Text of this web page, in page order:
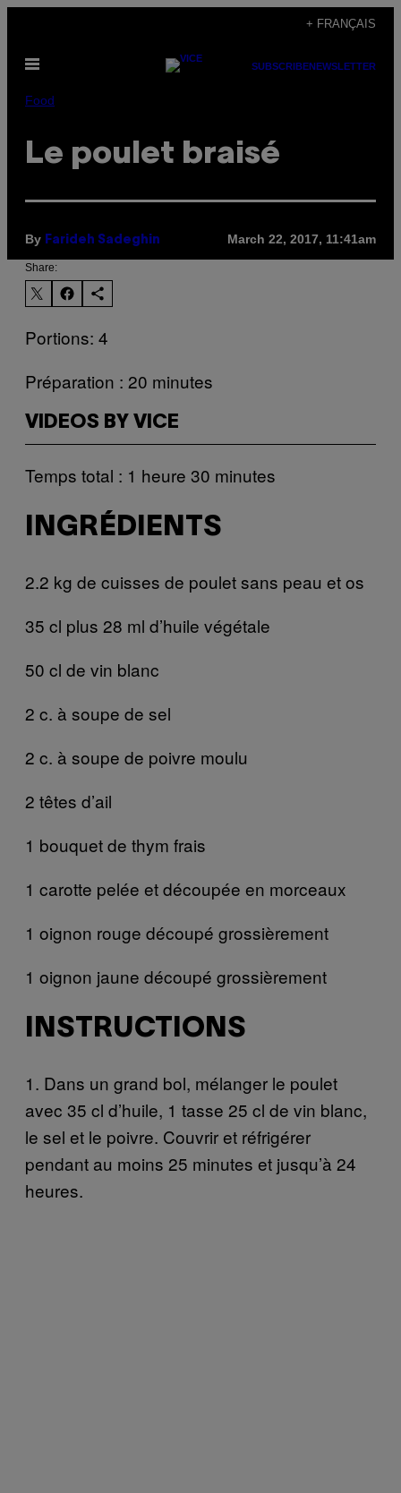
content
+ FRANÇAIS
Open
SUBSCRIBENEWSLETTER
Food
Le poulet braisé
By Farideh Sadeghin March 22, 2017, 11:41am
Share:
Portions: 4
Préparation : 20 minutes
VIDEOS BY VICE
Temps total : 1 heure 30 minutes
INGRÉDIENTS
2.2 kg de cuisses de poulet sans peau et os
35 cl plus 28 ml d’huile végétale
50 cl de vin blanc
2 c. à soupe de sel
2 c. à soupe de poivre moulu
2 têtes d’ail
1 bouquet de thym frais
1 carotte pelée et découpée en morceaux
1 oignon rouge découpé grossièrement
1 oignon jaune découpé grossièrement
INSTRUCTIONS
1. Dans un grand bol, mélanger le poulet
avec 35 cl d’huile, 1 tasse 25 cl de vin blanc,
le sel et le poivre. Couvrir et réfrigérer
pendant au moins 25 minutes et jusqu’à 24
heures.